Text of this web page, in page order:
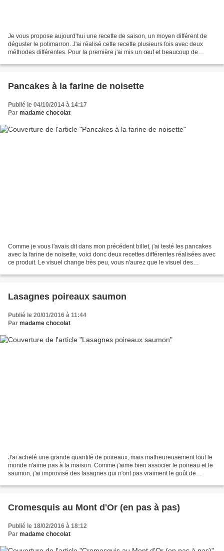
Je vous propose aujourd'hui une recette de saison, un moyen différent de
déguster le potimarron. J'ai réalisé cette recette plusieurs fois avec deux
méthodes différentes. Pour la première j'ai mis un œuf et beaucoup de
Pancakes à la farine de noisette
Publié le 04/10/2014 à 14:17
Par madame chocolat
Comme je vous l'avais dit dans mon précédent billet, j'ai testé les pancakes
avec la farine de noisette, voici donc deux recettes différentes réalisées avec
ce produit. Le visuel change très peu, vous n'aurez que le visuel des
Lasagnes poireaux saumon
Publié le 20/01/2016 à 11:44
Par madame chocolat
J'ai acheté une grande quantité de poireaux, mais malheureusement tout le
monde n'aime pas à la maison. Comme j'aime bien associer le poireau et le
saumon, j'ai improvisé des lasagnes qui n'ont pas vraiment le goût de
Cromesquis au Mont d'Or (en pas à pas)
Publié le 18/02/2016 à 18:12
Par madame chocolat